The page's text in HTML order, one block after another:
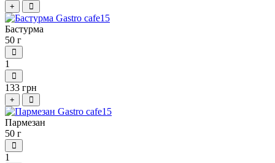
+
Бастурма
50 г
1
133 грн
+
Пармезан
50 г
1